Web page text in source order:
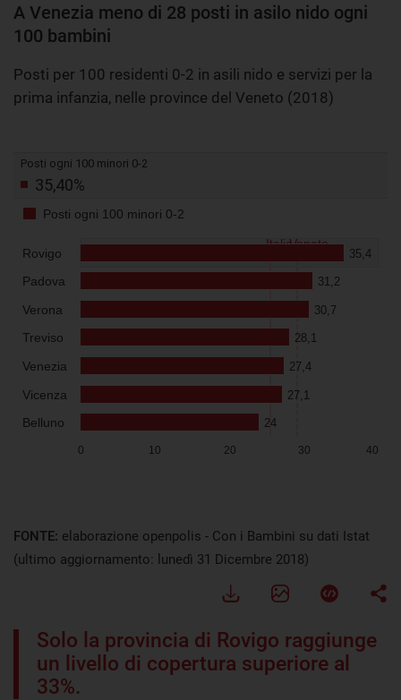
A Venezia meno di 28 posti in asilo nido ogni
100 bambini
Posti per 100 residenti 0-2 in asili nido e servizi per la
prima infanzia, nelle province del Veneto (2018)
FONTE: elaborazione openpolis - Con i Bambini su dati Istat
(ultimo aggiornamento: lunedì 31 Dicembre 2018)
Solo la provincia di Rovigo raggiunge
un livello di copertura superiore al
33%.